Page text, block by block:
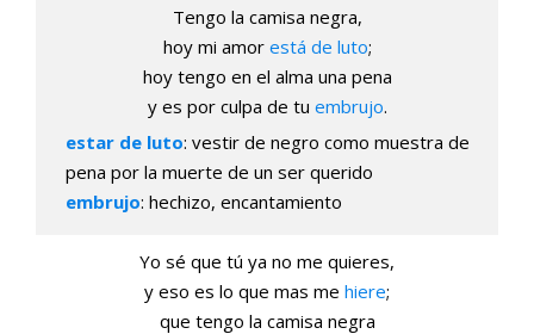
Tengo la camisa negra,
hoy mi amor está de luto;
hoy tengo en el alma una pena
y es por culpa de tu embrujo.
estar de luto: vestir de negro como muestra de
pena por la muerte de un ser querido
embrujo: hechizo, encantamiento
Yo sé que tú ya no me quieres,
y eso es lo que mas me hiere;
que tengo la camisa negra